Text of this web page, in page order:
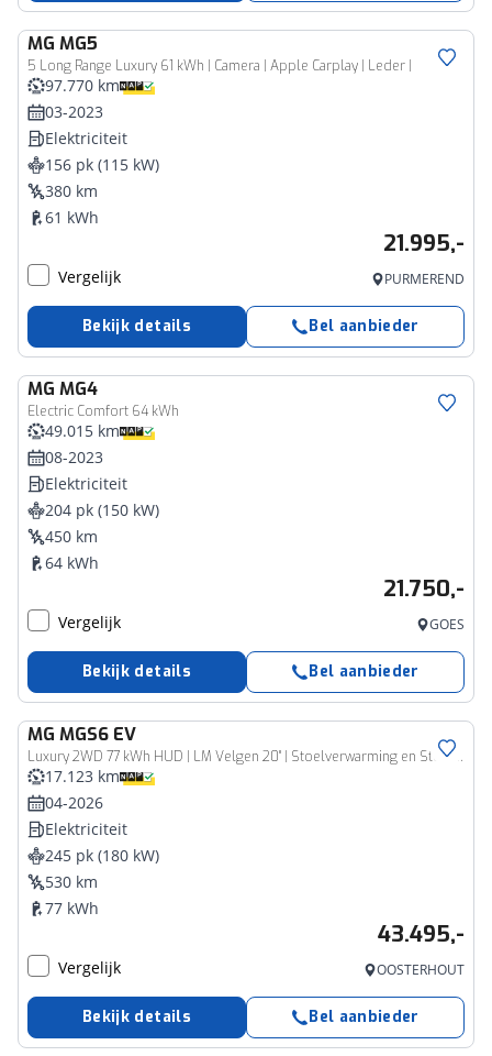
MG MG5
5 Long Range Luxury 61 kWh | Camera | Apple Carplay | Leder |
97.770 km
03-2023
Elektriciteit
156 pk (115 kW)
380 km
61 kWh
21.995,-
Vergelijk PURMEREND
Bekijk details Bel aanbieder
MG MG4
Electric Comfort 64 kWh
49.015 km
08-2023
Elektriciteit
204 pk (150 kW)
450 km
64 kWh
21.750,-
Vergelijk GOES
Bekijk details Bel aanbieder
MG MGS6 EV
Luxury 2WD 77 kWh HUD | LM Velgen 20" | Stoelverwarming en Stoel koeling| Navigatie | Apple Carplay | Automatische Airconditioning |
17.123 km
04-2026
Elektriciteit
245 pk (180 kW)
530 km
77 kWh
43.495,-
Vergelijk OOSTERHOUT
Bekijk details Bel aanbieder